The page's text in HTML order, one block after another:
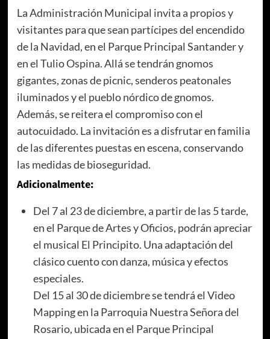
La Administración Municipal invita a propios y
visitantes para que sean partícipes del encendido
de la Navidad, en el Parque Principal Santander y
en el Tulio Ospina. Allá se tendrán gnomos
gigantes, zonas de picnic, senderos peatonales
iluminados y el pueblo nórdico de gnomos.
Además, se reitera el compromiso con el
autocuidado. La invitación es a disfrutar en familia
de las diferentes puestas en escena, conservando
las medidas de bioseguridad.
Adicionalmente:
Del 7 al 23 de diciembre, a partir de las 5 tarde,
en el Parque de Artes y Oficios, podrán apreciar
el musical El Principito. Una adaptación del
clásico cuento con danza, música y efectos
especiales.
Del 15 al 30 de diciembre se tendrá el Video
Mapping en la Parroquia Nuestra Señora del
Rosario, ubicada en el Parque Principal